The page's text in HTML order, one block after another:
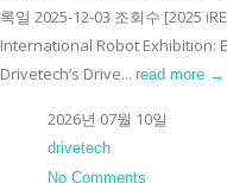
록일 2025-12-03 조회수 [2025
International Robot Exhibition:
Drivetech’s Drive... read more →
2026년 07월 10일
drivetech
No Comments